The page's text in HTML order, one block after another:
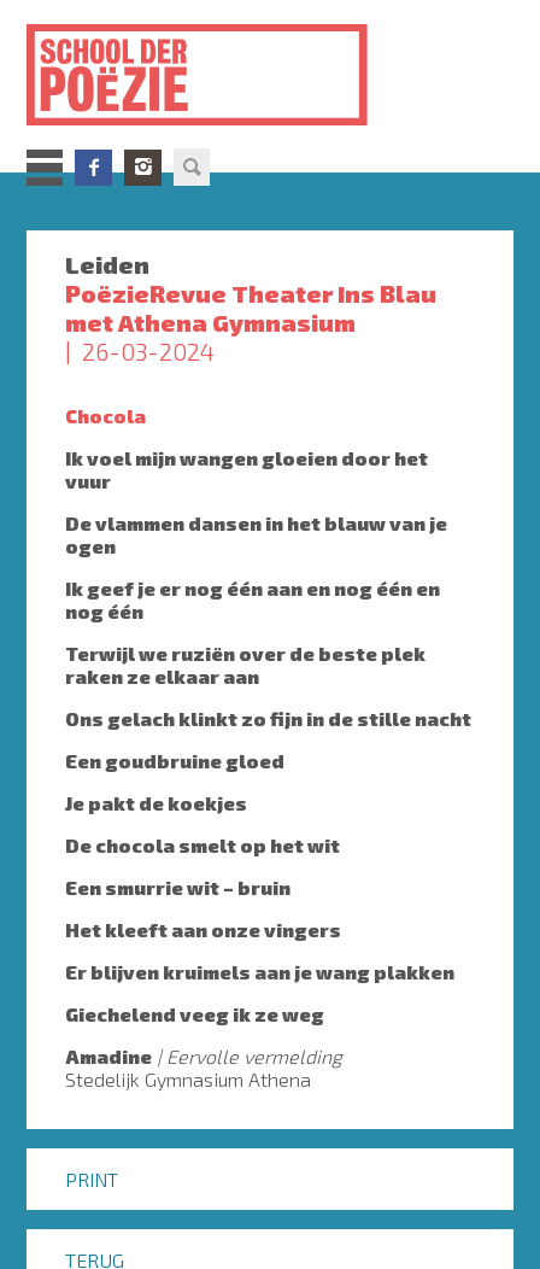
inhoud
gaan
Leiden
PoëzieRevue Theater Ins Blau
met Athena Gymnasium
26-03-2024
Chocola
Ik voel mijn wangen gloeien door het
vuur
De vlammen dansen in het blauw van je
ogen
Ik geef je er nog één aan en nog één en
nog één
Terwijl we ruziën over de beste plek
raken ze elkaar aan
Ons gelach klinkt zo fijn in de stille nacht
Een goudbruine gloed
Je pakt de koekjes
De chocola smelt op het wit
Een smurrie wit – bruin
Het kleeft aan onze vingers
Er blijven kruimels aan je wang plakken
Giechelend veeg ik ze weg
Amadine
Eervolle vermelding
Stedelijk Gymnasium Athena
PRINT
TERUG